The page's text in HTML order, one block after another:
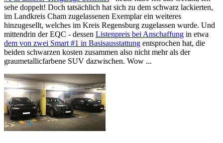
sehe doppelt! Doch tatsächlich hat sich zu dem schwarz lackierten,
im Landkreis Cham zugelassenen Exemplar ein weiteres
hinzugesellt, welches im Kreis Regensburg zugelassen wurde. Und
mittendrin der EQC - dessen Listenpreis bei Anschaffung in etwa
dem von zwei Smart #1 in Basisausstattung entsprochen hat, die
beiden schwarzen kosten zusammen also nicht mehr als der
graumetallicfarbene SUV dazwischen. Wow ...